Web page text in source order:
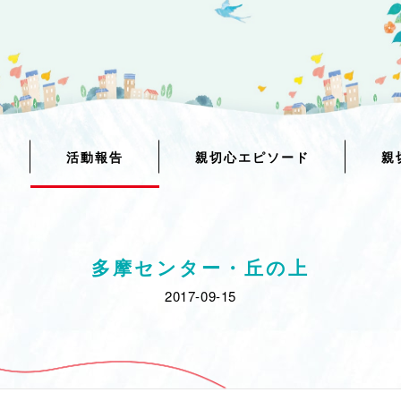
活動報告 親切心エピソード 親
多摩センター・丘の上
2017-09-15